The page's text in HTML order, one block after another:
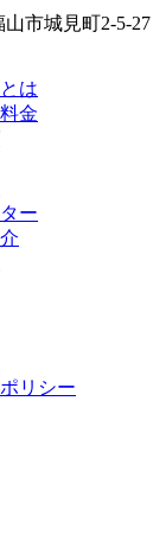
山市城見町2-5-27
は
金
ー
リシー